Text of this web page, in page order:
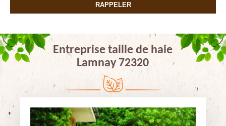
Entreprise taille de haie
Lamnay 72320